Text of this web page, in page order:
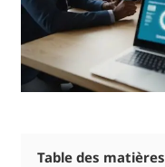
Table des matières